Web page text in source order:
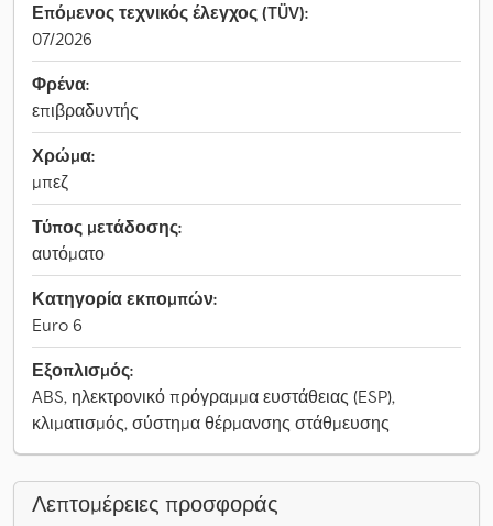
Επόμενος τεχνικός έλεγχος (TÜV):
07/2026
Φρένα:
επιβραδυντής
Χρώμα:
μπεζ
Τύπος μετάδοσης:
αυτόματο
Κατηγορία εκπομπών:
Euro 6
Εξοπλισμός:
ABS, ηλεκτρονικό πρόγραμμα ευστάθειας (ESP),
κλιματισμός, σύστημα θέρμανσης στάθμευσης
Λεπτομέρειες προσφοράς